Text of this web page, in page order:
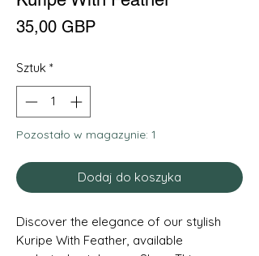
35,00 GBPCena
Sztuk *
Pozostało w magazynie: 1
Dodaj do koszyka
Discover the elegance of our stylish
Kuripe With Feather, available